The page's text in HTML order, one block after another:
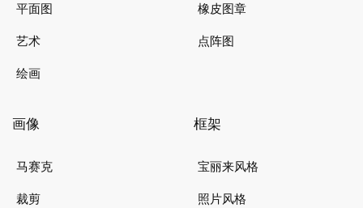
平面图
艺术
绘画
橡皮图章
点阵图
画像
马赛克
裁剪
框架
宝丽来风格
照片风格